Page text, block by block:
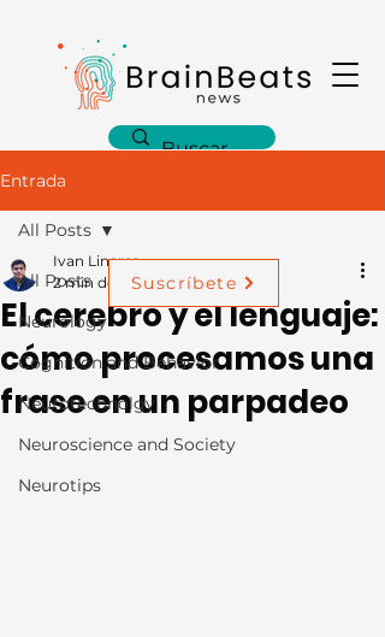
Entrada
All Posts
Neurology
Cognition and Behavior
Neurotechnolgy
Neuroscience and Society
Neurotips
All Posts
El cerebro y el lenguaje:
cómo procesamos una
frase en un parpadeo
Ivan Linares
2 min de lecturaSuscríbete